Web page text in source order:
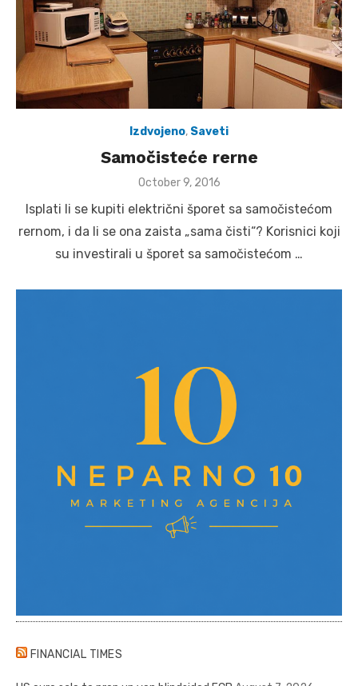
Izdvojeno, Saveti
Samočisteće rerne
Posted
October 9, 2016
Isplati li se kupiti električni šporet sa samočistećom
rernom, i da li se ona zaista „sama čisti“? Korisnici koji
su investirali u šporet sa samočistećom …
FINANCIAL TIMES